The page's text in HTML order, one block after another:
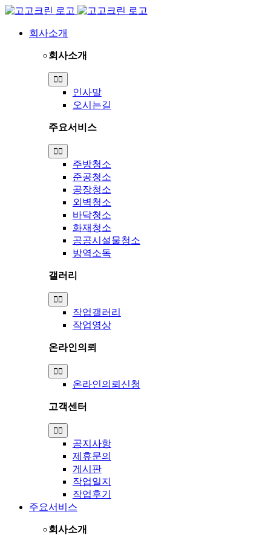
Skip
content회사소개
회사소개
Toggle
Navigation
인사말
오시는길
주요서비스
Toggle
Navigation
주방청소
준공청소
공장청소
외벽청소
바닥청소
화재청소
공공시설물청소
방역소독
갤러리
Toggle
Navigation
작업갤러리
작업영상
온라인의뢰
Toggle
Navigation
온라인의뢰신청
고객센터
Toggle
Navigation
공지사항
제휴문의
게시판
작업일지
작업후기
주요서비스
회사소개